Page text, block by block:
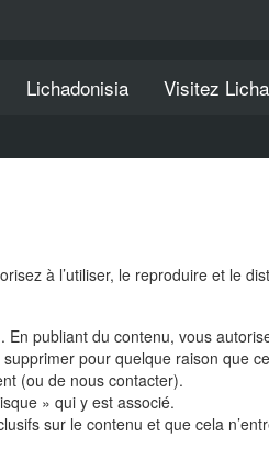
Lichadonisia Visitez
à l’utiliser, le reproduire et le
publiant du contenu, vous
pour quelque raison que
(ou de nous contacter).
» qui y est associé.
sur le contenu et que cela